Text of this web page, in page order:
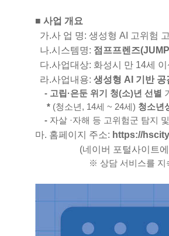
■ 사업 개요
가.사 업 명: 생성형 AI 고위험
나.시스템명: 점프프렌즈
다.사업대상: 화성시 만 14세
라.사업내용: 생성형 AI 기반
- 고립·은둔 위기 청(소)년 선별
* (청소년, 14세 ~ 24세) 청소년
- 자살 ·자해 등 고위험군 탐지
마. 홈페이지 주소: https://
(네이버 포털사이트
※ 상담 서비스를 지속적으